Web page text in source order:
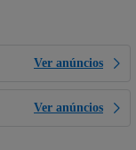
Ver anúncios
Ver anúncios